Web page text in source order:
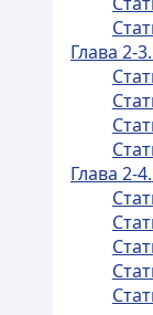
Глава 2-
Глава 2-